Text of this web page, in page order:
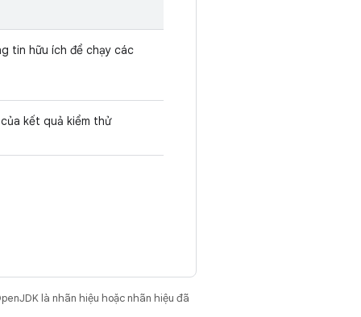
tin hữu ích để chạy các
của kết quả kiểm thử
là nhãn hiệu hoặc nhãn hiệu đã